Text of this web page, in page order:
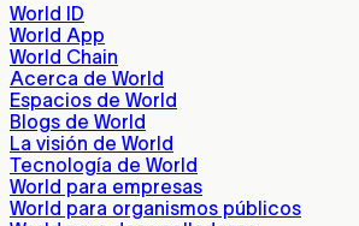
World ID
World App
World Chain
Acerca de World
Espacios de World
Blogs de World
La visión de World
Tecnología de World
World para empresas
World para organismos públicos